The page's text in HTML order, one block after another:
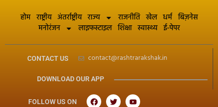
होम राष्ट्रीय अंतर्राष्ट्रीय राज्य राजनीति खेल धर्म बिज़नेस
मनोरंजन
लाइफस्टाइल शिक्षा स्वास्थ्य ई-पेपर
CONTACT US contact@rashtrarakshak.in
DOWNLOAD OUR APP
FOLLOW US ON